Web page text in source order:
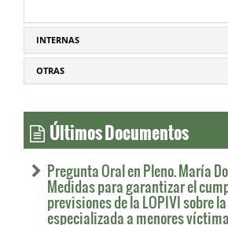
INTERNAS
OTRAS
Últimos Documentos
Pregunta Oral en Pleno. María
Medidas para garantizar el
previsiones de la LOPIVI sobre
especializada a menores